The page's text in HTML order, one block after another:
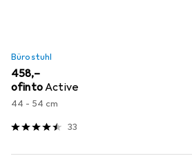
Bürostuhl
EUR
458,–
ofintoActive
44 - 54 cm
33